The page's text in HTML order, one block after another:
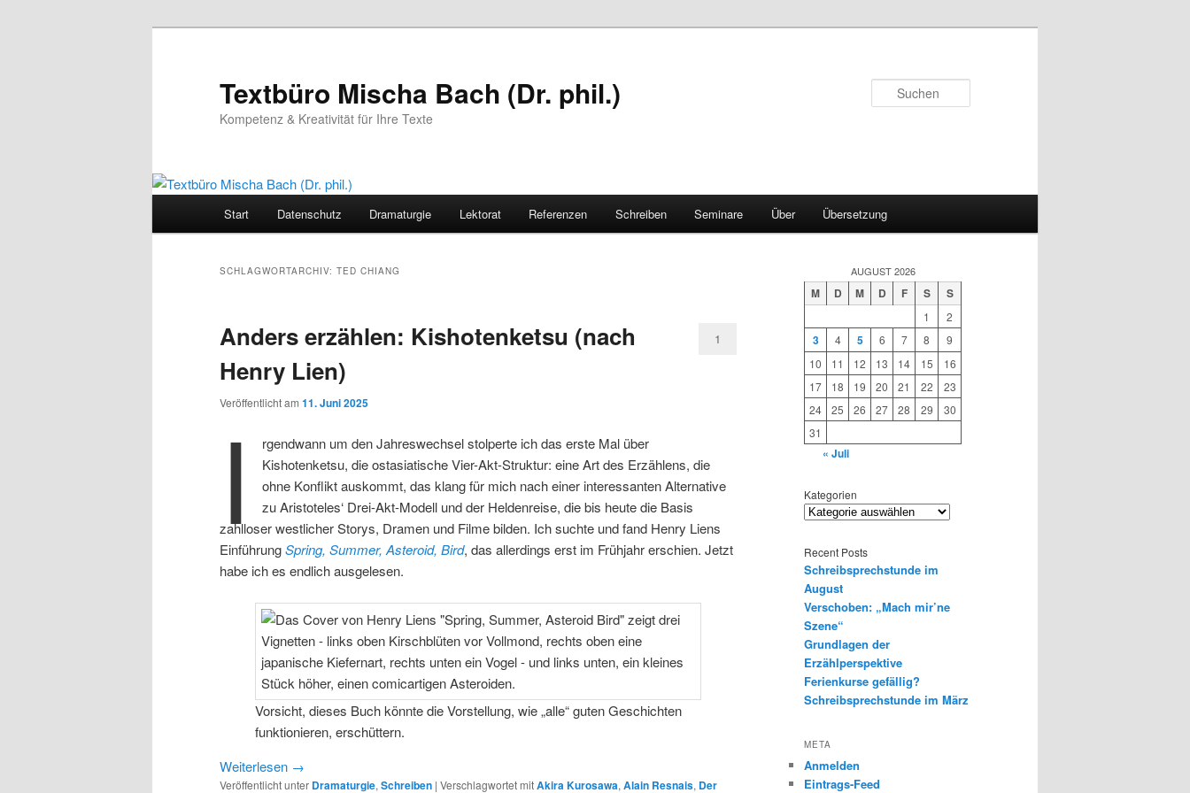
Textbüro Mischa Bach (Dr. phil.)
Kompetenz & Kreativität für Ihre Texte
Start Datenschutz Dramaturgie Lektorat Referenzen Schreiben Seminare Über Übersetzung
SCHLAGWORTARCHIV: TED CHIANG
Anders erzählen: Kishotenketsu (nach
Henry Lien)
Veröffentlicht am 11. Juni 2025
1
I
rgendwann um den Jahreswechsel stolperte ich das erste Mal über
Kishotenketsu, die ostasiatische Vier-Akt-Struktur: eine Art des Erzählens, die
ohne Konflikt auskommt, das klang für mich nach einer interessanten Alternative
zu Aristoteles‘ Drei-Akt-Modell und der Heldenreise, die bis heute die Basis
zahlloser westlicher Storys, Dramen und Filme bilden. Ich suchte und fand Henry Liens
EinführungSpring, Summer, Asteroid, Bird, das allerdings erst im Frühjahr erschien. Jetzt
habe ich es endlich ausgelesen.
Vorsicht, dieses Buch könnte die Vorstellung, wie „alle“ guten Geschichten
funktionieren, erschüttern.
Weiterlesen →
Veröffentlicht unter Dramaturgie, Schreiben | Verschlagwortet mitAkira Kurosawa, Alain Resnais, Der
AUGUST 2026
M D M D F S S
1 2
3 4 5 6 7 8
9
10
11 12 13 14 15
16
17
18 19 20 21 22
23
24
25 26 27 28 29
30
31
« Juli
Kategorien
Recent Posts
Schreibsprechstunde im
August
Verschoben: „Mach mir’ne
Szene“
Grundlagen der
Erzählperspektive
Ferienkurse gefällig?
Schreibsprechstunde im März
META
Anmelden
Eintrags-Feed